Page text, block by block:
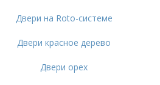
Двери на Roto-системе
Двери красное дерево
Двери орех